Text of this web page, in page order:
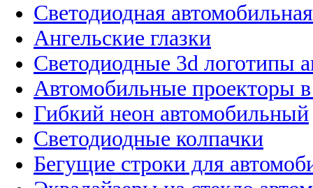
Светодиодная
Ангельские глазки
Светодиодные 3d логотипы
Автомобильные проекторы
Гибкий неон автомобильный
Светодиодные колпачки
Бегущие строки для